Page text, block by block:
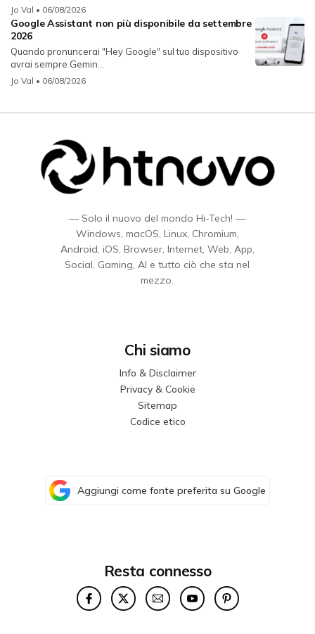
Jo Val • 06/08/2026
Google Assistant non più disponibile da settembre
2026
Quando pronuncerai "Hey Google" sul tuo dispositivo
avrai sempre Gemin...
Jo Val • 06/08/2026
— Solo il nuovo del mondo Hi-Tech! —
Windows, macOS, Linux, Chromium,
Android, iOS, Browser, Internet, Web, App,
Social, Gaming, AI e tutto ciò che sta nel
mezzo.
Chi siamo
Info & Disclaimer
Privacy & Cookie
Sitemap
Codice etico
Aggiungi come fonte preferita su Google
Resta connesso